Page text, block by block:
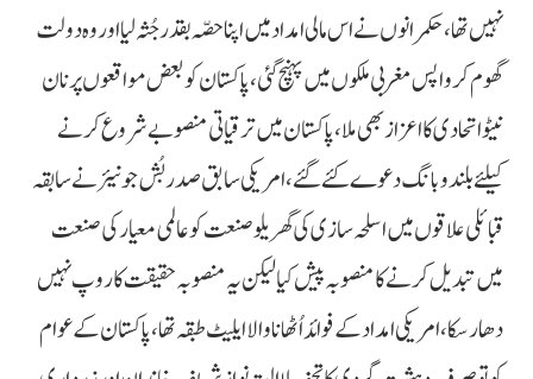
نہیں تھا، حکمرانوں نے اس مالی امداد میں اپنا حصّہ بقدر جُثہ لیا اور وہ دولت
گھوم کر واپس مغربی ملکوں میں پہنچ گئی، پاکستان کو بعض مواقعوں پر نان
نیٹو اتحادی کا اعزاز بھی ملا، پاکستان میں ترقیاتی منصوبے شروع کرنے
کیلئے بلند و بانگ دعوے کئے گئے، امریکی سابق صدر بُش جونیئر نے سابقہ
قبائلی علاقوں میں اسلحہ سازی کی گھریلو صنعت کو عالمی معیار کی صنعت
میں تبدیل کرنے کامنصوبہ پیش کیا لیکن یہ منصوبہ حقیقت کا روپ نہیں
دھار سکا، امریکی امداد کے فوائد اُٹھانا والا ایلیٹ طبقہ تھا، پاکستان کے عوام